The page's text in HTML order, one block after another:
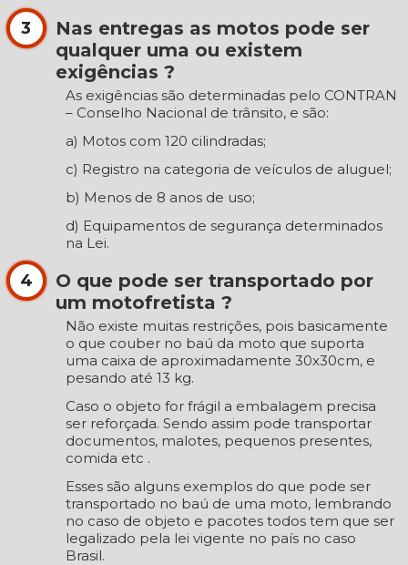
3
Nas entregas as motos pode ser
qualquer uma ou existem
exigências ?
As exigências são determinadas pelo CONTRAN
– Conselho Nacional de trânsito, e são:
a) Motos com 120 cilindradas;
c) Registro na categoria de veículos de aluguel;
b) Menos de 8 anos de uso;
d) Equipamentos de segurança determinados
na Lei.
4
O que pode ser transportado por
um motofretista ?
Não existe muitas restrições, pois basicamente
o que couber no baú da moto que suporta
uma caixa de aproximadamente 30x30cm, e
pesando até 13 kg.
Caso o objeto for frágil a embalagem precisa
ser reforçada. Sendo assim pode transportar
documentos, malotes, pequenos presentes,
comida etc .
Esses são alguns exemplos do que pode ser
transportado no baú de uma moto, lembrando
no caso de objeto e pacotes todos tem que ser
legalizado pela lei vigente no país no caso
Brasil.